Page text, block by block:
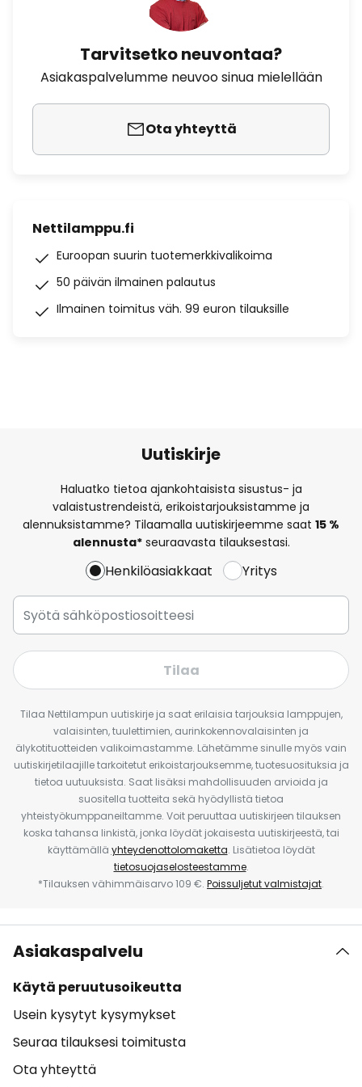
Tarvitsetko neuvontaa?
Asiakaspalvelumme neuvoo sinua mielellään
Ota yhteyttä
Nettilamppu.fi
Euroopan suurin tuotemerkkivalikoima
50 päivän ilmainen palautus
Ilmainen toimitus väh. 99 euron tilauksille
Uutiskirje
Haluatko tietoa ajankohtaisista sisustus- ja
valaistustrendeistä, erikoistarjouksistamme ja
alennuksistamme? Tilaamalla uutiskirjeemme saat 15 %
alennusta*seuraavasta tilauksestasi.
Henkilöasiakkaat Yritys
Tilaa
Tilaa Nettilampun uutiskirje ja saat erilaisia tarjouksia lamppujen,
valaisinten, tuulettimien, aurinkokennovalaisinten ja
älykotituotteiden valikoimastamme. Lähetämme sinulle myös vain
uutiskirjetilaajille tarkoitetut erikoistarjouksemme, tuotesuosituksia ja
tietoa uutuuksista. Saat lisäksi mahdollisuuden arvioida ja
suositella tuotteita sekä hyödyllistä tietoa
yhteistyökumppaneiltamme. Voit peruuttaa uutiskirjeen tilauksen
koska tahansa linkistä, jonka löydät jokaisesta uutiskirjeestä, tai
käyttämällä yhteydenottolomaketta. Lisätietoa löydät
tietosuojaselosteestamme.
*Tilauksen vähimmäisarvo 109 €. Poissuljetut valmistajat.
Asiakaspalvelu
Käytä peruutusoikeutta
Usein kysytyt kysymykset
Seuraa tilauksesi toimitusta
Ota yhteyttä